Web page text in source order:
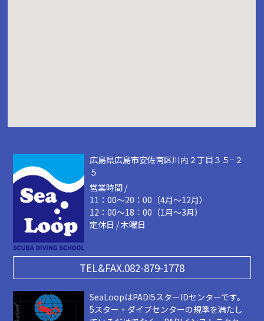
広島県広島市安佐南区川内２丁目３５−２
５
営業時間 /
11：00～20：00（4月～12月）
12：00～18：00（1月～3月）
定休日 / 木曜日
TEL&FAX.082-879-1778
SeaLoopはPADI5スターIDセンターです。
5スター・ダイブセンターの規準を満たし